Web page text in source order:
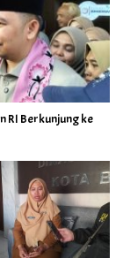
RI Berkunjung ke